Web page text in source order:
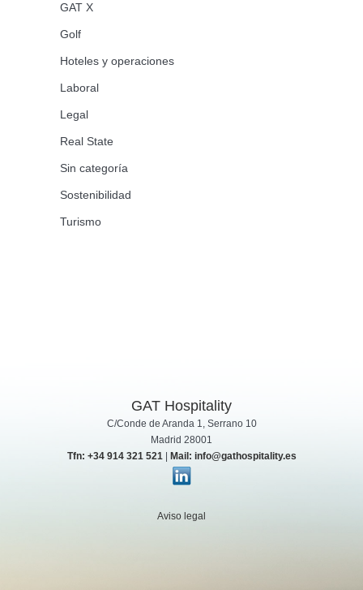
GAT X
Golf
Hoteles y operaciones
Laboral
Legal
Real State
Sin categoría
Sostenibilidad
Turismo
GAT Hospitality
C/Conde de Aranda 1, Serrano 10
Madrid 28001
Tfn: +34 914 321 521| Mail: info@gathospitality.es
Aviso legal